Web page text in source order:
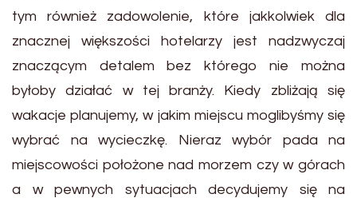
tym również zadowolenie, które jakkolwiek dla
znacznej większości hotelarzy jest nadzwyczaj
znaczącym detalem bez którego nie można
byłoby działać w tej branży. Kiedy zbliżają się
wakacje planujemy, w jakim miejscu moglibyśmy się
wybrać na wycieczkę. Nieraz wybór pada na
miejscowości położone nad morzem czy w górach
a w pewnych sytuacjach decydujemy się na